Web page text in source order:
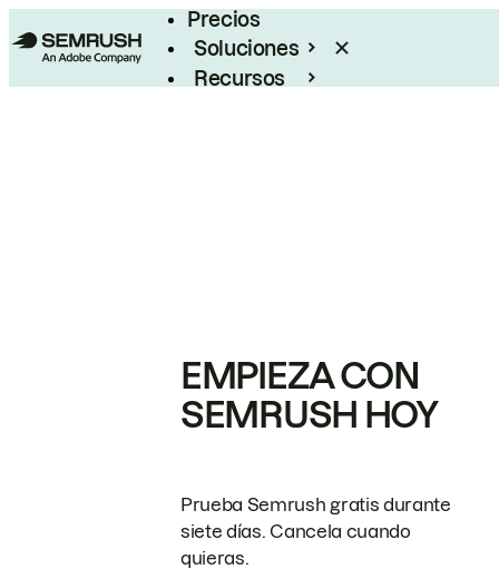
Precios
Soluciones
Recursos
EMPIEZA CON
SEMRUSH HOY
Prueba Semrush gratis durante
siete días. Cancela cuando
quieras.